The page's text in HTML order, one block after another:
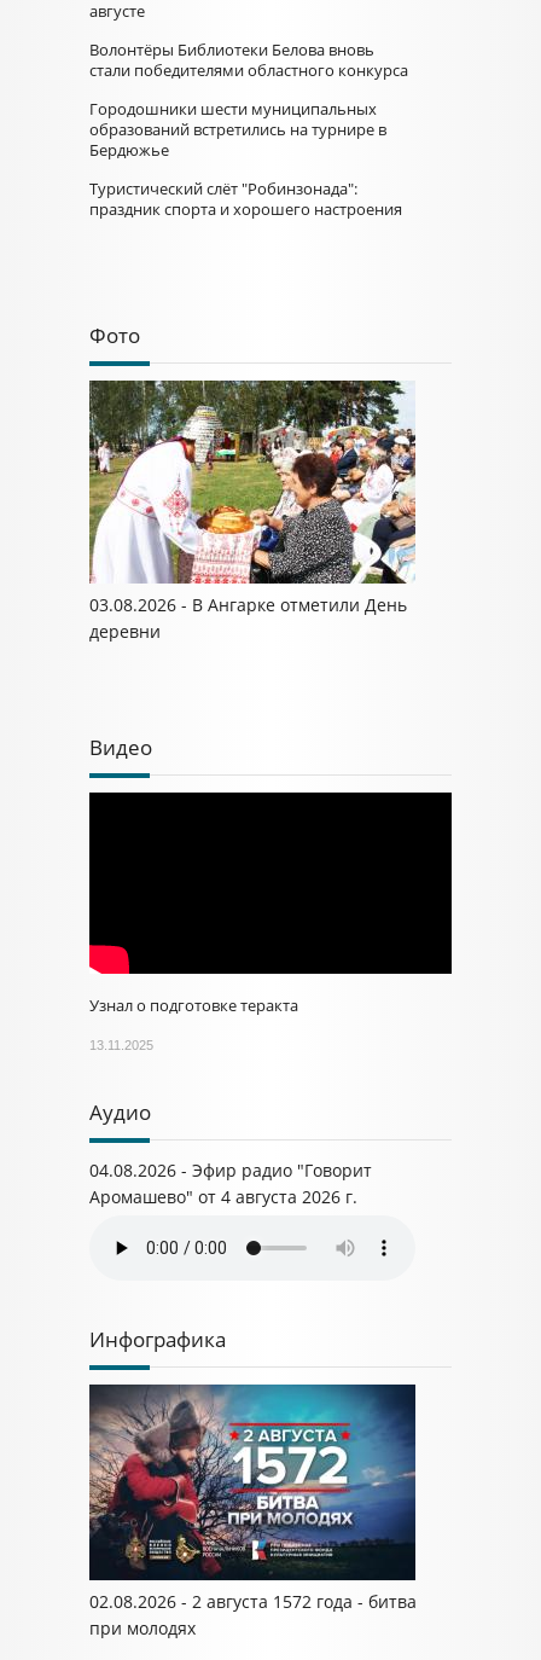
августе
Волонтёры Библиотеки Белова вновь
стали победителями областного конкурса
Городошники шести муниципальных
образований встретились на турнире в
Бердюжье
Туристический слёт "Робинзонада":
праздник спорта и хорошего настроения
Фото
03.08.2026 - В Ангарке отметили День
деревни
Видео
Узнал о подготовке теракта
13.11.2025
Аудио
04.08.2026 - Эфир радио "Говорит
Аромашево" от 4 августа 2026 г.
Инфографика
02.08.2026 - 2 августа 1572 года - битва
при молодях